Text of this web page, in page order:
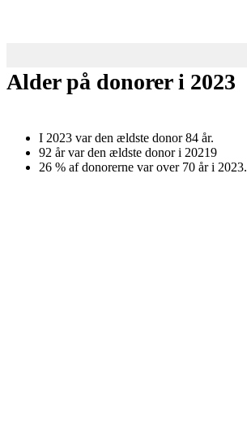
Alder på donorer i 2023
I 2023 var den ældste donor 84 år.
92 år var den ældste donor i 20219
26 % af donorerne var over 70 år i 2023.